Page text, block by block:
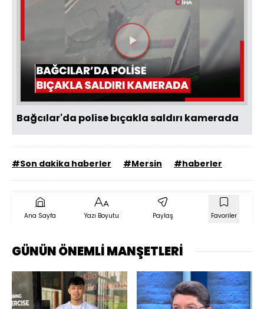
Videoyu
Oynat
Bağcılar'da polise bıçakla saldırı kamerada
#Son dakika haberler #Mersin #haberler
Ana Sayfa Yazı Boyutu Paylaş Favoriler
GÜNÜN ÖNEMLİ MANŞETLERİ